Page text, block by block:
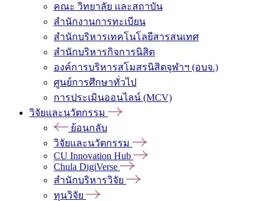
คณะ วิทยาลัย และสถาบัน
สำนักงานการทะเบียน
สำนักบริหารเทคโนโลยีสารสนเทศ
สำนักบริหารกิจการนิสิต
องค์การบริหารสโมสรนิสิตจุฬาฯ (อบจ.)
ศูนย์การศึกษาทั่วไป
การประเมินออนไลน์ (MCV)
วิจัยและนวัตกรรม
ย้อนกลับ
วิจัยและนวัตกรรม
CU Innovation Hub
Chula DigiVerse
สำนักบริหารวิจัย
ทุนวิจัย